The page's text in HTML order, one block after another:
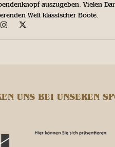
auszugeben. Vielen
Welt klassischer Boote.
UNS BEI UNSEREN